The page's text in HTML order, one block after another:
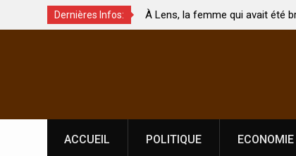
Dernières Infos:
la femme qui avait été brûlée avec son bébé
mari est morte
Abidjan
ACCUEIL POLITIQUE ECONOMIE